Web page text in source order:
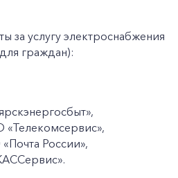
за услугу электроснабжения
граждан):
России»,